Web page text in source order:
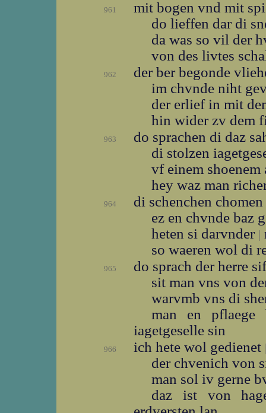
961
mit bogen vnd mit
do lieffen dar di
da was so vil der
von des livtes
962
der ber begonde
im chvnde niht
der erlief in mit
hin wider zv dem
963
do sprachen di daz
di stolzen
vf einem
hey waz man
964
di schenchen
ez en chvnde baz
heten si darvnder |
so waeren wol di
965
do sprach der herre
sit man vns von
warvmb vns di
man en
iagetgeselle sin
966 ich hete wol gedienet
der chvenich von
man sol iv gerne
daz ist von